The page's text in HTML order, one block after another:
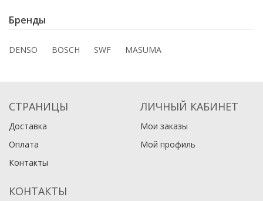
Бренды
DENSO BOSCH SWF MASUMA
СТРАНИЦЫ
Доставка
Оплата
Контакты
ЛИЧНЫЙ КАБИНЕТ
Мои заказы
Мой профиль
КОНТАКТЫ